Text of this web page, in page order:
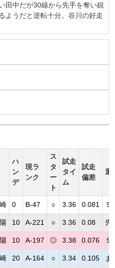
田中だが30線から先手を奪い鋭
ようだと逆転十分。谷川の好走
ハ
ン
デ
現ラ
ンク
ス
タ
ー
ト
試走
タイ
ム
試走
偏差
選
0 B-47 ○ 3.36 0.081 Ｓ
10 A-221 ○ 3.36 0.08 先
10 A-197 ◎ 3.38 0.076 Ｓ
20 A-164 ○ 3.34 0.105 ま